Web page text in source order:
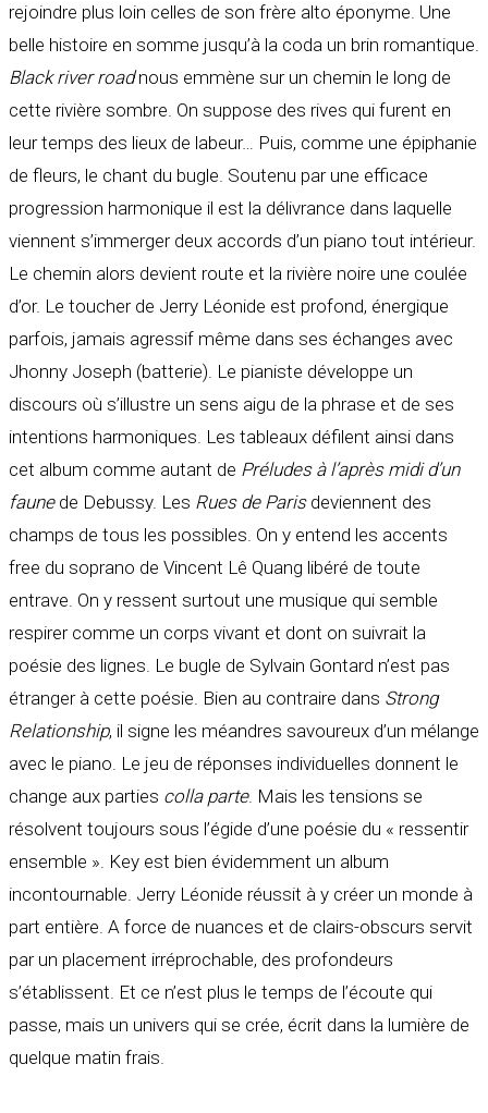
rejoindre plus loin celles de son frère alto éponyme. Une
belle histoire en somme jusqu’à la coda un brin romantique.
Black river roadnous emmène sur un chemin le long de
cette rivière sombre. On suppose des rives qui furent en
leur temps des lieux de labeur… Puis, comme une épiphanie
de fleurs, le chant du bugle. Soutenu par une efficace
progression harmonique il est la délivrance dans laquelle
viennent s’immerger deux accords d’un piano tout intérieur.
Le chemin alors devient route et la rivière noire une coulée
d’or. Le toucher de Jerry Léonide est profond, énergique
parfois, jamais agressif même dans ses échanges avec
Jhonny Joseph (batterie). Le pianiste développe un
discours où s’illustre un sens aigu de la phrase et de ses
intentions harmoniques. Les tableaux défilent ainsi dans
cet album comme autant de Préludes à l’après midi d’un
faune de Debussy. Les Rues de Parisdeviennent des
champs de tous les possibles. On y entend les accents
free du soprano de Vincent Lê Quang libéré de toute
entrave. On y ressent surtout une musique qui semble
respirer comme un corps vivant et dont on suivrait la
poésie des lignes. Le bugle de Sylvain Gontard n’est pas
étranger à cette poésie. Bien au contraire dans Strong
Relationship, il signe les méandres savoureux d’un mélange
avec le piano. Le jeu de réponses individuelles donnent le
change aux parties colla parte. Mais les tensions se
résolvent toujours sous l’égide d’une poésie du « ressentir
ensemble ». Key est bien évidemment un album
incontournable. Jerry Léonide réussit à y créer un monde à
part entière. A force de nuances et de clairs-obscurs servit
par un placement irréprochable, des profondeurs
s’établissent. Et ce n’est plus le temps de l’écoute qui
passe, mais un univers qui se crée, écrit dans la lumière de
quelque matin frais.